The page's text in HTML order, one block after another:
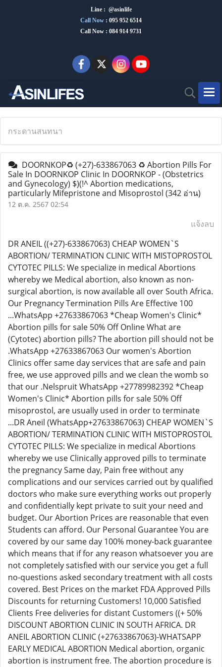
Line : @asinlife
Call Now : 095 952 6514
Call Now : 084 914 9731
กระดานสนทนา
DOORNKOP♻️ (+27)-633867063 ♻️ Abortion Pills For
Sale In DOORNKOP Clinic In DOORNKOP - (Obstetrics
and Gynecology) $)(!^ Abortion medications,
particularly Mifepristone and Misoprostol (342 อ่าน)
12 ต.ค. 2567 02:54
แจ้งลบ
DR ANEIL ((+27)-633867063) CHEAP WOMEN`S
ABORTION/ TERMINATION CLINIC WITH MISTOPROSTOL
CYTOTEC PILLS: We specialize in medical Abortions
whereby we Medical abortion, also known as non-
surgical abortion, is now available all over South Africa.
Our Pregnancy Termination Pills Are Effective 100
...WhatsApp +27633867063 *Cheap Women's Clinic*
Abortion pills for sale 50% Off Online What are
(Cytotec) abortion pills? The abortion pill should not be
.WhatsApp +27633867063 Our women's Abortion
Clinics offer same day services that are safe and pain
free, we use approved pills and we clean the womb so
that our .Nelspruit WhatsApp +27789982392 *Cheap
Women's Clinic* Abortion pills for sale 50% Off
misoprostol, are usually used in order to terminate
...DR Aneil (WhatsApp+27633867063) CHEAP WOMEN`S
ABORTION/ TERMINATION CLINIC WITH MISTOPROSTOL
CYTOTEC PILLS: We specialize in medical Abortions
whereby we use Clinically approved pills to terminate
the pregnancy Same day, Pain free without any
complications and our services carried out by qualified
doctors who make sure everything works out properly
and confidentially kept private to suit your need and
budget. Our Abortion Prices are reasonable that even
Students can afford. Our Personal Guarantee You are
covered by our same day 100% money-back guarantee
which means that if for any reason whatsoever you are
not completely satisfied with our service you get a full
no-questions asked secondary treatment with all costs
covered. Best Prices on the market FDA Approved Pills
Discounts for returning Customers! 10,000 Satisfied
Clients Free deliveries for distant Customers ((+ 50%
DISCOUNT ABORTION CLINIC IN SOUTH AFRICA. DR
ANEIL ABORTION CLINIC (+27633867063)-WHATSAPP
EARLY MEDICAL ABORTION Medical abortion, organic
abortion is instrument free. The abortion procedure is